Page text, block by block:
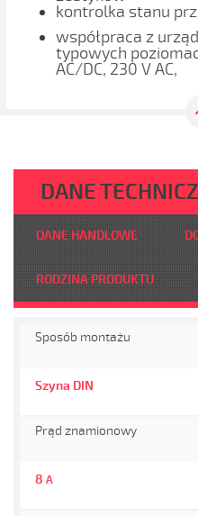
kontrolka stanu
współpraca z
typowych
AC/DC, 230 V AC,
DANE
DANE HANDLOWE
RODZINA PRODUKTU
Sposób montażu
Szyna DIN
Prąd znamionowy
8 A